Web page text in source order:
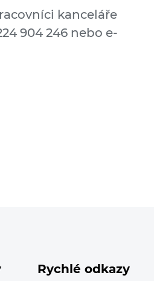
kanceláře
904 246 nebo e-
Rychlé odkazy